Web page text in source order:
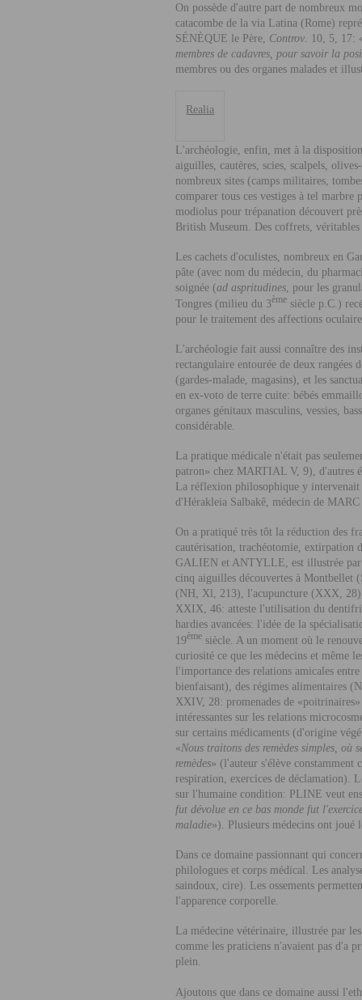
On possède d'autre part de nombreux
catacombe de la via Latina (Rome)
SÉNÈQUE le Père, Controv . 10, 5, 17:
membres de cadavres, pour savoir la
membres ou des organes malades et
Realia
L'archéologie, enfin, met à la
aiguilles, cautères, scies, scalpels,
nombreux sites (camps militaires,
comparer tous ces vestiges à tel
modiolus pour trépanation découvert
British Museum. Des coffrets,
Les cachets d'oculistes, nombreux en
pâte (avec nom du médecin, du
soignée (ad aspritudines, pour les
Tongres (milieu du 3ème siècle p.C.)
pour le traitement des affections
L'archéologie fait aussi connaître des
rectangulaire entourée de deux rangées
(gardes-malade, magasins), et les
en ex-voto de terre cuite: bébés
organes génitaux masculins, vessies,
considérable.
La pratique médicale n'était pas
patron» chez MARTIAL V, 9), d'autres
La réflexion philosophique y
d'Hérakleia Salbakê, médecin de MARC
On a pratiqué très tôt la réduction des
cautérisation, trachéotomie, extirpation
GALIEN et ANTYLLE, est illustrée
cinq aiguilles découvertes à Montbellet
(NH, Xl, 213), l'acupuncture (XXX, 28),
XXIX, 46: atteste l'utilisation du
hardies avancées: l'idée de la
19ème siècle. A un moment où le
curiosité ce que les médecins et même
l'importance des relations amicales
bienfaisant), des régimes alimentaires
XXIV, 28: promenades de
intéressantes sur les relations
sur certains médicaments (d'origine
«Nous traitons des remèdes simples, où
remèdes» (l'auteur s'élève constamment
respiration, exercices de déclamation).
sur l'humaine condition: P LINE veut
fut dévolue en ce bas monde fut
maladie»). Plusieurs médecins ont
Dans ce domaine passionnant qui
philologues et corps médical. Les
saindoux, cire). Les ossements
l'apparence corporelle.
La médecine vétérinaire, illustrée par
comme les praticiens n'avaient pas d'a
plein.
Ajoutons que dans ce domaine aussi